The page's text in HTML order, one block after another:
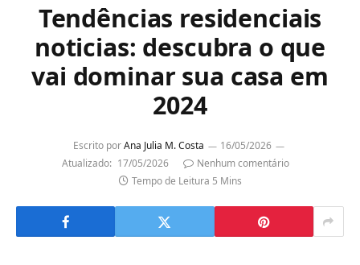
Tendências residenciais
noticias: descubra o que
vai dominar sua casa em
2024
Escrito por Ana Julia M. Costa
16/05/2026
Atualizado: 17/05/2026
Nenhum comentário
Tempo de Leitura 5 Mins